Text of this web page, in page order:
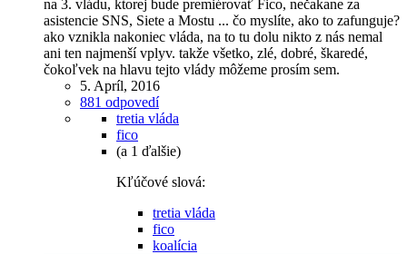
na 3. vládu, ktorej bude premiérovať Fico, nečakane za
asistencie SNS, Siete a Mostu ... čo myslíte, ako to zafunguje?
ako vznikla nakoniec vláda, na to tu dolu nikto z nás nemal
ani ten najmenší vplyv. takže všetko, zlé, dobré, škaredé,
čokoľvek na hlavu tejto vlády môžeme prosím sem.
5. Apríl, 2016
881 odpovedí
tretia vláda
fico
(a 1 ďalšie)
Kľúčové slová:
tretia vláda
fico
koalícia